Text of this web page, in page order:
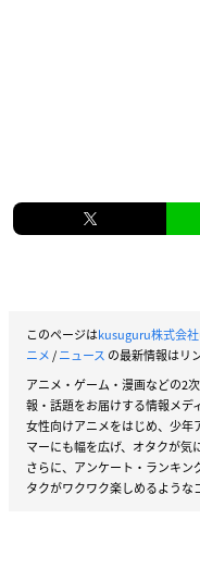
このページはkusuguru株式会社
ニメ/ニュース の最新情報はリ
アニメ・ゲーム・漫画などの2
報・話題をお届けする情報メデ
女性向けアニメをはじめ、少年
マーにも幅を広げ、オタクが気
さらに、アンケート・ランキ
タクがワクワク楽しめるような